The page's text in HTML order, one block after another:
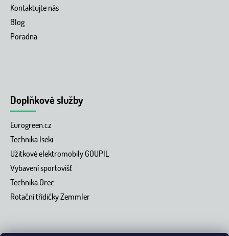
Kontaktujte nás
Blog
Poradna
Doplňkové služby
Eurogreen.cz
Technika Iseki
Užitkové elektromobily GOUPIL
Vybavení sportovišť
Technika Orec
Rotační třídičky Zemmler